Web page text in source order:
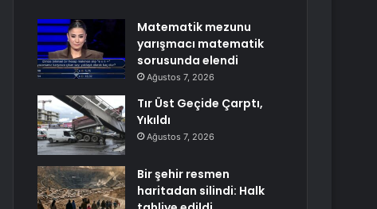
Matematik mezunu
yarışmacı matematik
sorusunda elendi
Ağustos 7, 2026
Tır Üst Geçide Çarptı,
Yıkıldı
Ağustos 7, 2026
Bir şehir resmen
haritadan silindi: Halk